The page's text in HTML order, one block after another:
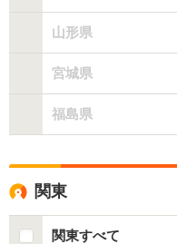
山形県
宮城県
福島県
関東
関東すべて